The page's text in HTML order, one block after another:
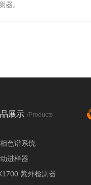
器。
展示 /Products
色谱系统
进样器
紫外检测器